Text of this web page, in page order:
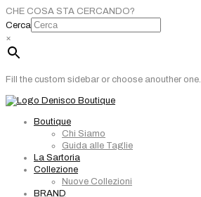
CHE COSA STA CERCANDO?
Cerca
×
Fill the custom sidebar or choose anouther one.
Boutique
Chi Siamo
Guida alle Taglie
La Sartoria
Collezione
Nuove Collezioni
BRAND